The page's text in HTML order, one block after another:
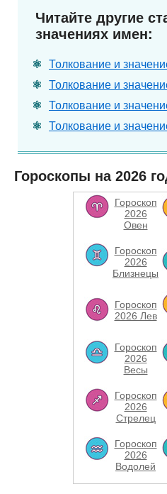
Читайте другие
значениях имен:
Толкование и
Толкование и
Толкование и
Толкование и
Гороскопы на 2026
Гороскоп
2026
Овен
Гороскоп
2026
Близнецы
Гороскоп
2026 Лев
Гороскоп
2026
Весы
Гороскоп
2026
Стрелец
Гороскоп
2026
Водолей